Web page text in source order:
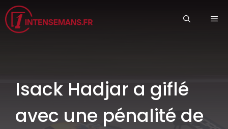
Aller
au
contenu
Isack Hadjar a giflé
avec une pénalité de